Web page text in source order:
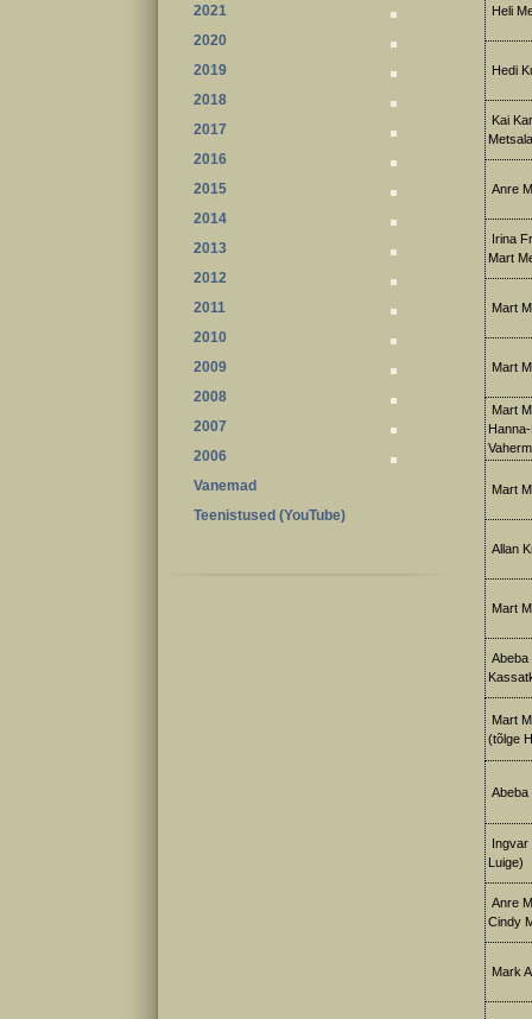
2021
2020
2019
2018
2017
2016
2015
2014
2013
2012
2011
2010
2009
2008
2007
2006
Vanemad
Teenistused (YouTube)
Heli
Hedi
Kai
Anre
Irina
Mart
Mart
Mart
Mart
Mart
Allan
Mart
Abeba
Mart
(tõlge
Abeba
Ingvar
Luige)
Anre
Cindy
Mark